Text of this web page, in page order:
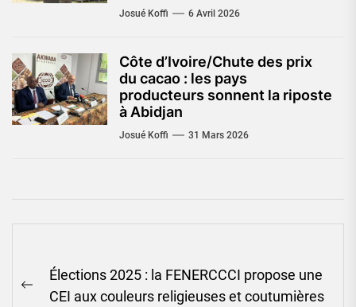
Josué Koffi 6 Avril 2026
Côte d’Ivoire/Chute des prix
du cacao : les pays
producteurs sonnent la riposte
à Abidjan
Josué Koffi 31 Mars 2026
Navigation
dePrevious
Élections 2025 : la FENERCCCI propose une
CEI aux couleurs religieuses et coutumières